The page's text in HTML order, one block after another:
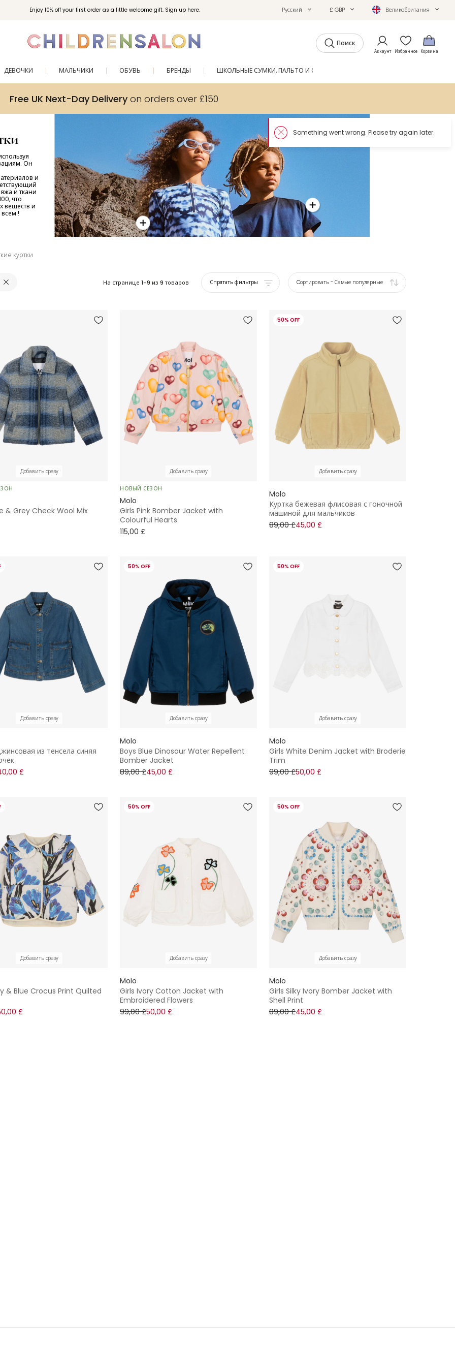
Enjoy 10% off your first order as a little welcome gift. Sign up here. Русский £ GBP Великобритания
Поиск
Аккаунт Избранное Корзина
ДЕВОЧКИ МАЛЬЧИКИ ОБУВЬ БРЕНДЫ ШКОЛЬНЫЕ СУМКИ, ПАЛЬТО И ОБУВЬ
Free UK Next-Day Deliveryon orders over £150
Он
и
и ткани
что
веществ и
!
куртки
На странице 1-9 из 9 товаров Спрятать фильтры Cортировать - Самые популярные
Добавить сразу
& Grey Check Wool Mix
Добавить сразу
НОВЫЙ СЕЗОН
Molo
Girls Pink Bomber Jacket with
Colourful Hearts
115,00 £
50% OFF
Добавить сразу
Molo
Куртка бежевая флисовая с гоночной
машиной для мальчиков
89,00 £45,00 £
Добавить сразу
из тенсела синяя
£
50% OFF
Добавить сразу
Molo
Boys Blue Dinosaur Water Repellent
Bomber Jacket
89,00 £45,00 £
50% OFF
Добавить сразу
Molo
Girls White Denim Jacket with Broderie
Trim
99,00 £50,00 £
Добавить сразу
& Blue Crocus Print Quilted
£
50% OFF
Добавить сразу
Molo
Girls Ivory Cotton Jacket with
Embroidered Flowers
99,00 £50,00 £
50% OFF
Добавить сразу
Molo
Girls Silky Ivory Bomber Jacket with
Shell Print
89,00 £45,00 £